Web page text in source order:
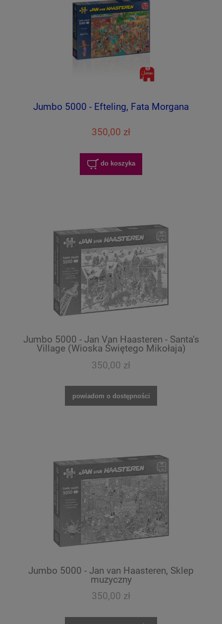
Jumbo 5000 - Efteling, Fata Morgana
350,00 zł
do koszyka
Jumbo 5000 - Jan Van Haasteren - Santa’s
Village (Wioska Świętego Mikołaja)
350,00 zł
powiadom o dostępności
Jumbo 5000 - Jan van Haasteren, Sklep
muzyczny
350,00 zł